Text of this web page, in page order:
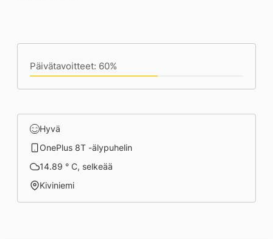
Päivätavoitteet: 60%
Hyvä
OnePlus 8T -älypuhelin
14.89 ° C, selkeää
Kiviniemi